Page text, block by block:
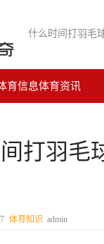
什么时间打羽毛
育信息体育资讯
打羽毛
体育知识 admin